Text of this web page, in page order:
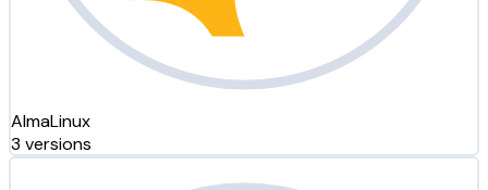
AlmaLinux
3 versions